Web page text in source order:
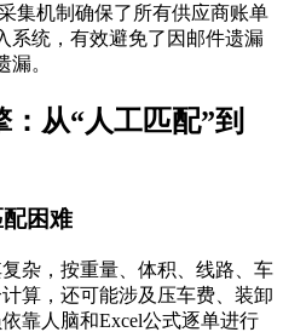
集机制确保了所有供应商账单
系统，有效避免了因邮件遗漏
。
从“人工匹配”到
困难
杂，按重量、体积、线路、车
算，还可能涉及压车费、装卸
靠人脑和Excel公式逐单进行